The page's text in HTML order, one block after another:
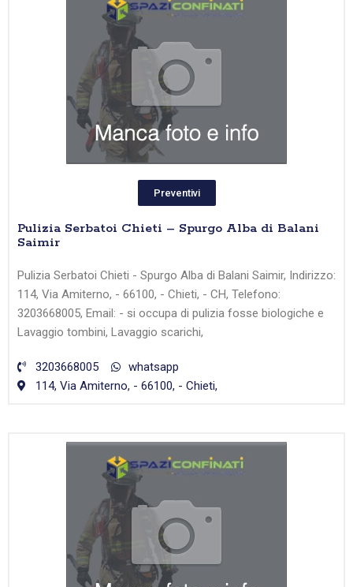
Preventivi
Pulizia Serbatoi Chieti – Spurgo Alba di Balani
Saimir
Pulizia Serbatoi Chieti - Spurgo Alba di Balani Saimir, Indirizzo:
114, Via Amiterno, - 66100, - Chieti, - CH, Telefono:
3203668005, Email: - si occupa di pulizia fosse biologiche e
Lavaggio tombini, Lavaggio scarichi,
3203668005
whatsapp
114, Via Amiterno, - 66100, - Chieti,